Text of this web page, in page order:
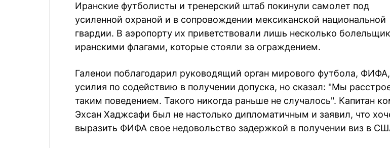
Иранские футболисты и тренерский штаб покинули самолет под
усиленной охраной и в сопровождении мексиканской национальной
гвардии. В аэропорту их приветствовали лишь несколько
иранскими флагами, которые стояли за ограждением.
Галенои поблагодарил руководящий орган мирового футбола,
усилия по содействию в получении допуска, но сказал: "Мы
таким поведением. Такого никогда раньше не случалось". Капитан
Эхсан Хаджсафи был не настолько дипломатичным и заявил, что
выразить ФИФА свое недовольство задержкой в ​​получении виз в